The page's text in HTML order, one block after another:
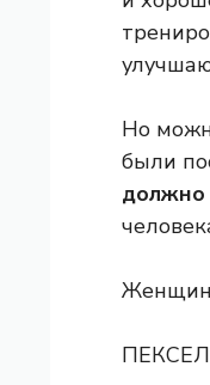
Но
были
должно